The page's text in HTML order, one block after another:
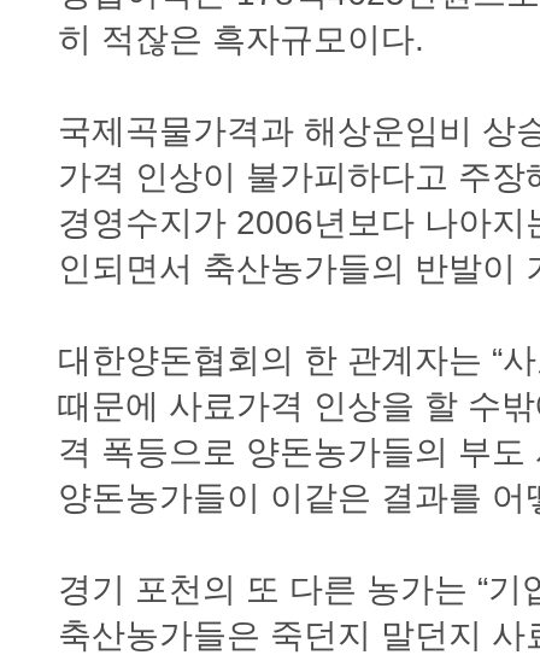
히 적잖은 흑자규모이다.
국제곡물가격과 해상운임비 상
가격 인상이 불가피하다고 주
경영수지가 2006년보다 나아
인되면서 축산농가들의 반발이
대한양돈협회의 한 관계자는 “
때문에 사료가격 인상을 할 수
격 폭등으로 양돈농가들의 부
양돈농가들이 이같은 결과를
경기 포천의 또 다른 농가는 “
축산농가들은 죽던지 말던지